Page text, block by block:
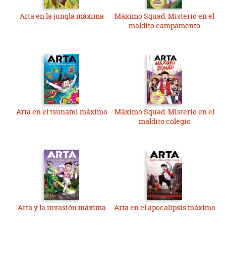
Arta en la jungla máxima
Máximo Squad. Misterio en el
maldito campamento
Arta en el tsunami máximo
Máximo Squad. Misterio en el
maldito colegio
Arta y la invasión máxima Arta en el apocalipsis máximo